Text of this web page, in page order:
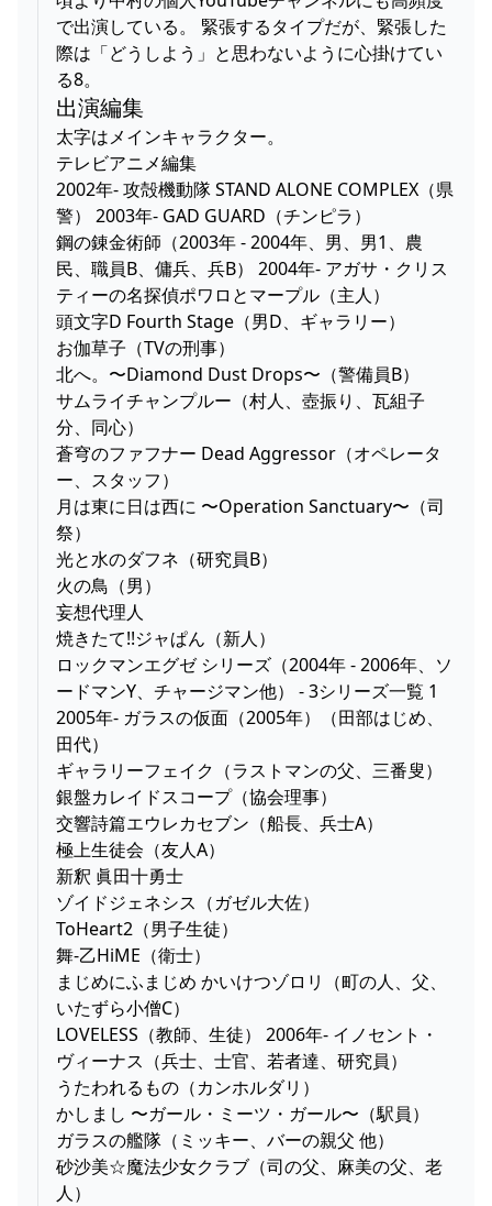
で出演している。 緊張するタイプだが、緊張した
際は「どうしよう」と思わないように心掛けてい
る8。
出演編集
太字はメインキャラクター。
テレビアニメ編集
2002年- 攻殻機動隊 STAND ALONE COMPLEX（県
警） 2003年- GAD GUARD（チンピラ）
鋼の錬金術師（2003年 - 2004年、男、男1、農
民、職員B、傭兵、兵B） 2004年- アガサ・クリス
ティーの名探偵ポワロとマープル（主人）
頭文字D Fourth Stage（男D、ギャラリー）
お伽草子（TVの刑事）
北へ。〜Diamond Dust Drops〜（警備員B）
サムライチャンプルー（村人、壺振り、瓦組子
分、同心）
蒼穹のファフナー Dead Aggressor（オペレータ
ー、スタッフ）
月は東に日は西に 〜Operation Sanctuary〜（司
祭）
光と水のダフネ（研究員B）
火の鳥（男）
妄想代理人
焼きたて!!ジャぱん（新人）
ロックマンエグゼ シリーズ（2004年 - 2006年、ソ
ードマンY、チャージマン他） - 3シリーズ一覧 1
2005年- ガラスの仮面（2005年）（田部はじめ、
田代）
ギャラリーフェイク（ラストマンの父、三番叟）
銀盤カレイドスコープ（協会理事）
交響詩篇エウレカセブン（船長、兵士A）
極上生徒会（友人A）
新釈 眞田十勇士
ゾイドジェネシス（ガゼル大佐）
ToHeart2（男子生徒）
舞-乙HiME（衛士）
まじめにふまじめ かいけつゾロリ（町の人、父、
いたずら小僧C）
LOVELESS（教師、生徒） 2006年- イノセント・
ヴィーナス（兵士、士官、若者達、研究員）
うたわれるもの（カンホルダリ）
かしまし 〜ガール・ミーツ・ガール〜（駅員）
ガラスの艦隊（ミッキー、バーの親父 他）
砂沙美☆魔法少女クラブ（司の父、麻美の父、老
人）